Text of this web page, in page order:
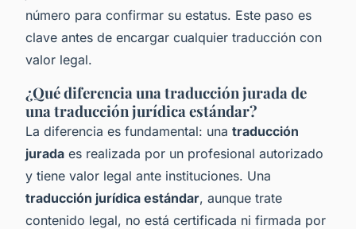
número para confirmar su estatus. Este paso es
clave antes de encargar cualquier traducción con
valor legal.
¿Qué diferencia una traducción jurada de
una traducción jurídica estándar?
La diferencia es fundamental: una traducción
jurada es realizada por un profesional autorizado
y tiene valor legal ante instituciones. Una
traducción jurídica estándar, aunque trate
contenido legal, no está certificada ni firmada por